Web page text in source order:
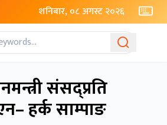
शनिबार, ०८ अगस्ट २०२६
संसद्प्रति
हर्क साम्पाङ